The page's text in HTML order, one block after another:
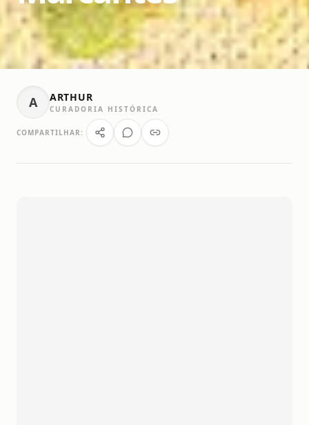
A ARTHUR
CURADORIA HISTÓRICA
COMPARTILHAR: